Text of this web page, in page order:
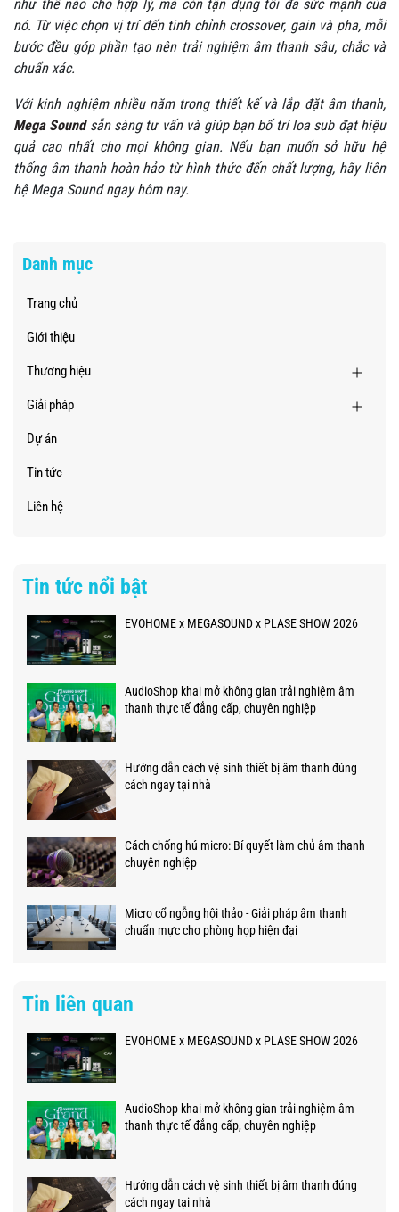
như thế nào cho hợp lý, mà còn tận dụng tối đa sức mạnh của
nó. Từ việc chọn vị trí đến tinh chỉnh crossover, gain và pha, mỗi
bước đều góp phần tạo nên trải nghiệm âm thanh sâu, chắc và
chuẩn xác.
Với kinh nghiệm nhiều năm trong thiết kế và lắp đặt âm thanh,
Mega Soundsẵn sàng tư vấn và giúp bạn bố trí loa sub đạt hiệu
quả cao nhất cho mọi không gian. Nếu bạn muốn sở hữu hệ
thống âm thanh hoàn hảo từ hình thức đến chất lượng, hãy liên
hệ Mega Sound ngay hôm nay.
Danh mục
Trang chủ
Giới thiệu
Thương hiệu
Giải pháp
Dự án
Tin tức
Liên hệ
Tin tức nổi bật
EVOHOME x MEGASOUND x PLASE SHOW 2026
AudioShop khai mở không gian trải nghiệm âm
thanh thực tế đẳng cấp, chuyên nghiệp
Hướng dẫn cách vệ sinh thiết bị âm thanh đúng
cách ngay tại nhà
Cách chống hú micro: Bí quyết làm chủ âm thanh
chuyên nghiệp
Micro cổ ngỗng hội thảo - Giải pháp âm thanh
chuẩn mực cho phòng họp hiện đại
Tin liên quan
EVOHOME x MEGASOUND x PLASE SHOW 2026
AudioShop khai mở không gian trải nghiệm âm
thanh thực tế đẳng cấp, chuyên nghiệp
Hướng dẫn cách vệ sinh thiết bị âm thanh đúng
cách ngay tại nhà